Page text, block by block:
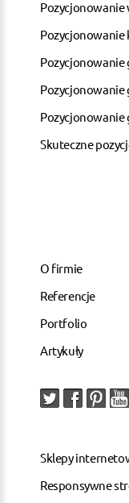
Pozycjonowanie
Skuteczne
O firmie
Referencje
Portfolio
Artykuły
Sklepy
Responsywne